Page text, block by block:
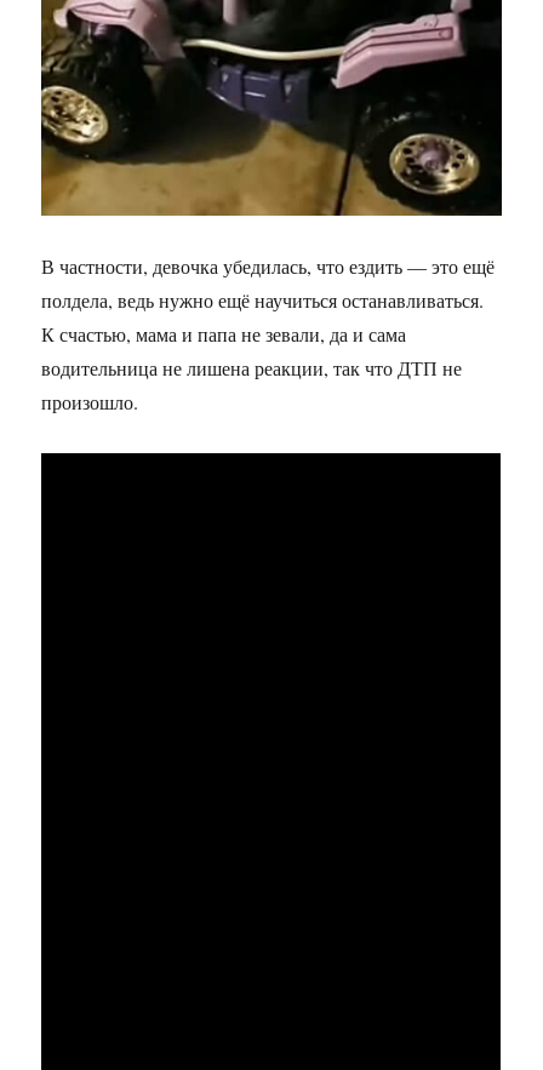
В частности, девочка убедилась, что ездить — это ещё
полдела, ведь нужно ещё научиться останавливаться.
К счастью, мама и папа не зевали, да и сама
водительница не лишена реакции, так что ДТП не
произошло.